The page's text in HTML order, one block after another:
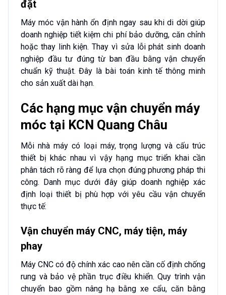
đặt
Máy móc vận hành ổn định ngay sau khi di dời giúp
doanh nghiệp tiết kiệm chi phí bảo dưỡng, căn chỉnh
hoặc thay linh kiện. Thay vì sửa lỗi phát sinh doanh
nghiệp đầu tư đúng từ ban đầu bằng vận chuyển
chuẩn kỹ thuật. Đây là bài toán kinh tế thông minh
cho sản xuất dài hạn.
Các hạng mục vận chuyển máy
móc tại KCN Quang Châu
Mỗi nhà máy có loại máy, trọng lượng và cấu trúc
thiết bị khác nhau vì vậy hạng mục triển khai cần
phân tách rõ ràng để lựa chọn đúng phương pháp thi
công. Danh mục dưới đây giúp doanh nghiệp xác
định loại thiết bị phù hợp với yêu cầu vận chuyển
thực tế:
Vận chuyển máy CNC, máy tiện, máy
phay
Máy CNC có độ chính xác cao nên cần cố định chống
rung và bảo vệ phần trục điều khiển. Quy trình vận
chuyển bao gồm nâng hạ bằng xe cẩu, căn bằng